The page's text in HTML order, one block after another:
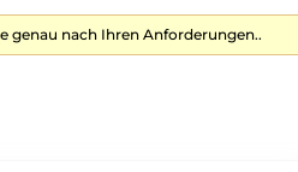
genau nach Ihren Anforderungen..